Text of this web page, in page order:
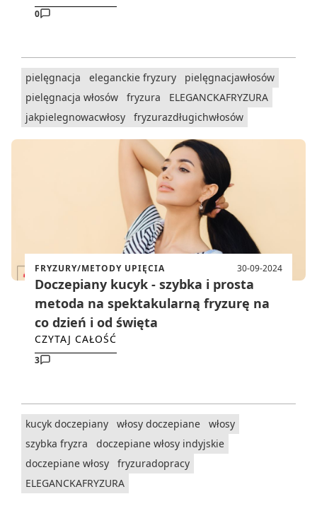
0
pielęgnacja eleganckie fryzury
pielęgnacjawłosów
pielęgnacja włosów
fryzura
ELEGANCKAFRYZURA
jakpielegnowacwłosy
fryzurazdługichwłosów
FRYZURY/METODY UPIĘCIA 30-09-2024
Doczepiany kucyk - szybka i prosta
metoda na spektakularną fryzurę na
co dzień i od święta
CZYTAJ CAŁOŚĆ
3
kucyk doczepiany włosy doczepiane
włosy
szybka fryzra
doczepiane włosy indyjskie
doczepiane włosy
fryzuradopracy
ELEGANCKAFRYZURA